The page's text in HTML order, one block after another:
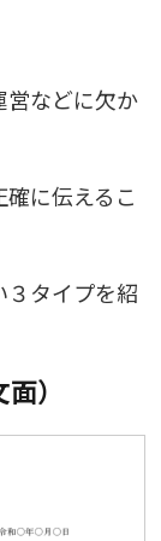
営などに欠か
に伝えるこ
３タイプを紹
）